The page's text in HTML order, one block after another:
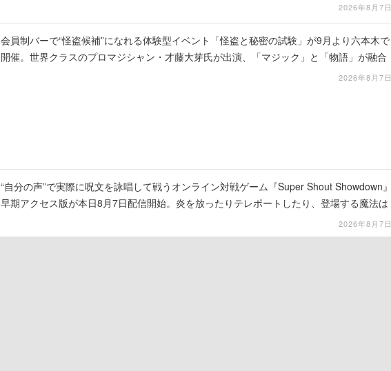
2026年8月7日
会員制バーで“怪盗候補”になれる体験型イベント「怪盗と秘密の試験」が9月より六本木で
開催。世界クラスのプロマジシャン・才藤大芽氏が出演、「マジック」と「物語」が融合
2026年8月7日
“自分の声”で実際に呪文を詠唱して戦うオンライン対戦ゲーム『Super Shout Showdown』
早期アクセス版が本日8月7日配信開始。炎を放ったりテレポートしたり、登場する魔法は
2026年8月7日